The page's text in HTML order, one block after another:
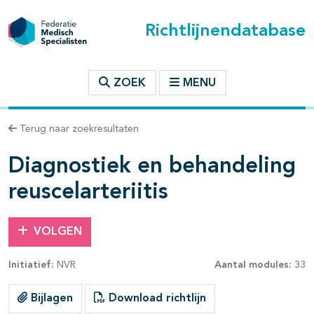
Richtlijnendatabase
ZOEK MENU
Terug naar zoekresultaten
Diagnostiek en behandeling
reuscelarteriitis
VOLGEN
Initiatief: NVR Aantal modules: 33
Bijlagen Download richtlijn
binnen deze richtlijn
open- en dichtklappen